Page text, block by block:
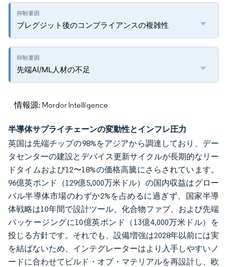
ブレグジット後のコンプライアンスの複雑性
先端AI/ML人材の不足
情報源: Mordor Intelligence
半導体サプライチェーンの変動性とインフレ圧力
英国は先端チップの98%をアジアから調達しており、デー
タセンターの建設とデバイス更新サイクルが長期的なリー
ドタイムおよび12〜18%の価格高騰にさらされています。
96億英ポンド（129億5,000万米ドル）の国内収益はグロー
バル半導体市場のわずか2%を占めるに過ぎず、国家半導
体戦略は10年間で設計ツール、化合物ファブ、および先端
パッケージングに10億英ポンド（13億4,000万米ドル）を
投じる方針です。それでも、設備増強は2028年以前には実
を結ばないため、インテグレーターはより入手しやすいノ
ードに合わせてビルド・オブ・マテリアルを再設計し、欧